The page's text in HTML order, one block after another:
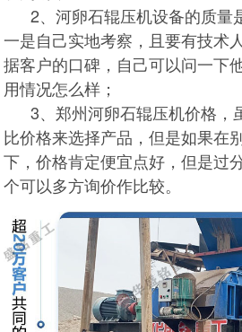
2、河卵石辊压机设备的质量
一是自己实地考察，且要有技术
据客户的口碑，自己可以问一下
用情况怎么样；
3、郑州河卵石辊压机价格，
比价格来选择产品，但是如果在
下，价格肯定便宜点好，但是过
个可以多方询价作比较。